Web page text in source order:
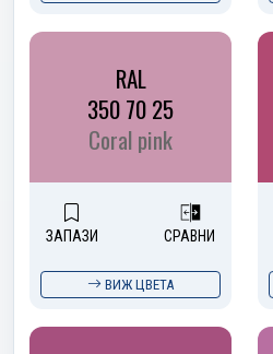
RAL
350 70 25
Coral pink
ЗАПАЗИ СРАВНИ
ВИЖ ЦВЕТА